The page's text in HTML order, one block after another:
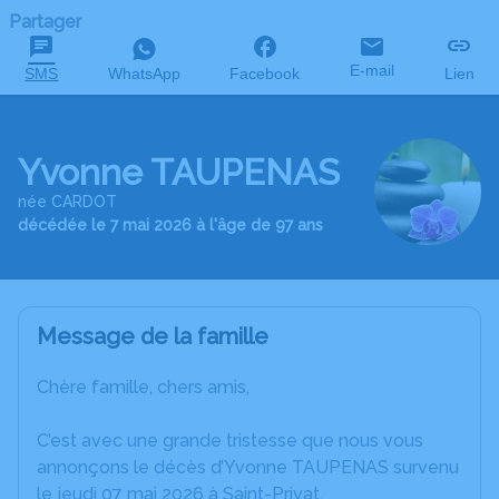
Partager
SMS WhatsApp Facebook E-mail Lien
Yvonne TAUPENAS
née CARDOT
décédée le 7 mai 2026 à l'âge de 97 ans
Message de la famille
Chère famille, chers amis,
C’est avec une grande tristesse que nous vous
annonçons le décès d’Yvonne TAUPENAS survenu
le jeudi 07 mai 2026 à Saint-Privat.